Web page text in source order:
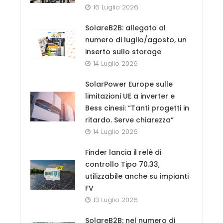
16 Luglio 2026
SolareB2B: allegato al
numero di luglio/agosto, un
inserto sullo storage
14 Luglio 2026
SolarPower Europe sulle
limitazioni UE a inverter e
Bess cinesi: “Tanti progetti in
ritardo. Serve chiarezza”
14 Luglio 2026
Finder lancia il relè di
controllo Tipo 70.33,
utilizzabile anche su impianti
FV
13 Luglio 2026
SolareB2B: nel numero di